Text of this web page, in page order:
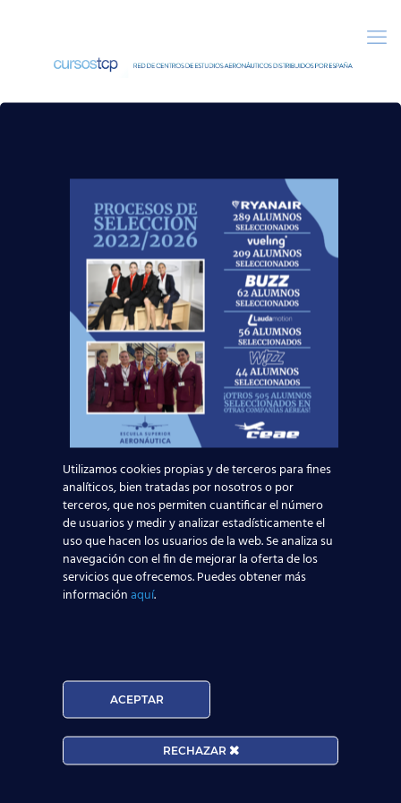
6 octubre, 2015
El mejor mes de la
historia de los
aeropuertos
españoles
El conjunto de aeropuertos de la red de Aena
ha registrado en agosto el mejor mes de su
Utilizamos cookies propias y de terceros para fines
analíticos, bien tratadas por nosotros o por
terceros, que nos permiten cuantificar el número
de usuarios y medir y analizar estadísticamente el
uso que hacen los usuarios de la web. Se analiza su
navegación con el fin de mejorar la oferta de los
servicios que ofrecemos. Puedes obtener más
informaciónaquí.
ACEPTAR
RECHAZAR